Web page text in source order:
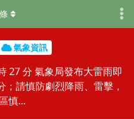
氣象資訊
27 分 氣象局發布大雷雨即
請慎防劇烈降雨、雷擊，
慎...
條